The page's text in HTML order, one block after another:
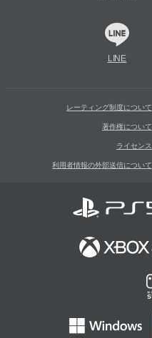
LINE
レーティング制度について
著作権について
ライセンス
利用者情報の外部送信について